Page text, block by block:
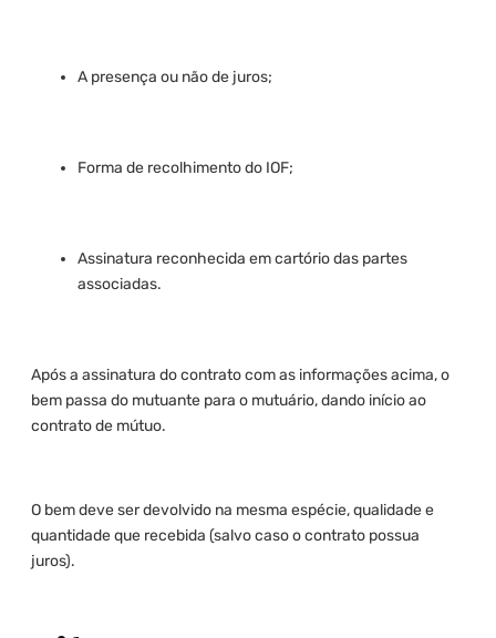
A presença ou não de juros;
Forma de recolhimento do IOF;
Assinatura reconhecida em cartório das partes
associadas.
Após a assinatura do contrato com as informações acima, o
bem passa do mutuante para o mutuário, dando início ao
contrato de mútuo.
O bem deve ser devolvido na mesma espécie, qualidade e
quantidade que recebida (salvo caso o contrato possua
juros).